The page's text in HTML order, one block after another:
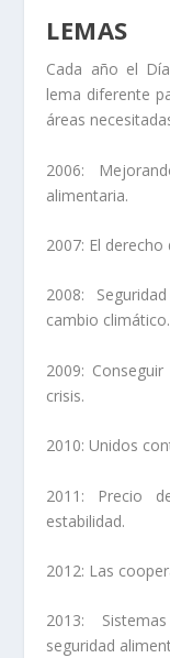
LEMAS
Cada año el
lema diferente
áreas
2006:
alimentaria.
2007: El
2008:
cambio climático.
2009:
crisis.
2010: Unidos
2011: Precio
estabilidad.
2012: Las
2013:
seguridad